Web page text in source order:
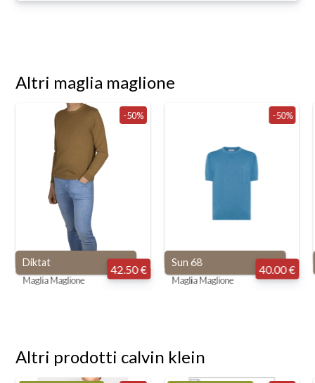
Altri maglia maglione
-50%
Diktat
Maglia Maglione
42.50 €
-50%
Sun 68
Maglia Maglione
40.00 €
Altri prodotti calvin klein